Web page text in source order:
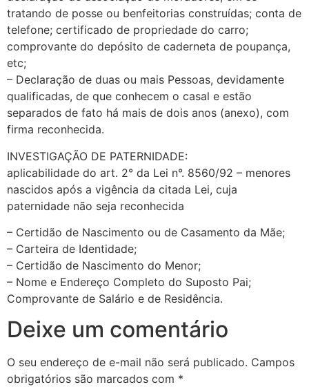
tratando de posse ou benfeitorias construídas; conta de
telefone; certificado de propriedade do carro;
comprovante do depósito de caderneta de poupança,
etc;
– Declaração de duas ou mais Pessoas, devidamente
qualificadas, de que conhecem o casal e estão
separados de fato há mais de dois anos (anexo), com
firma reconhecida.
INVESTIGAÇÃO DE PATERNIDADE:
aplicabilidade do art. 2° da Lei n°. 8560/92 – menores
nascidos após a vigência da citada Lei, cuja
paternidade não seja reconhecida
– Certidão de Nascimento ou de Casamento da Mãe;
– Carteira de Identidade;
– Certidão de Nascimento do Menor;
– Nome e Endereço Completo do Suposto Pai;
Comprovante de Salário e de Residência.
Deixe um comentário
O seu endereço de e-mail não será publicado. Campos
obrigatórios são marcados com *